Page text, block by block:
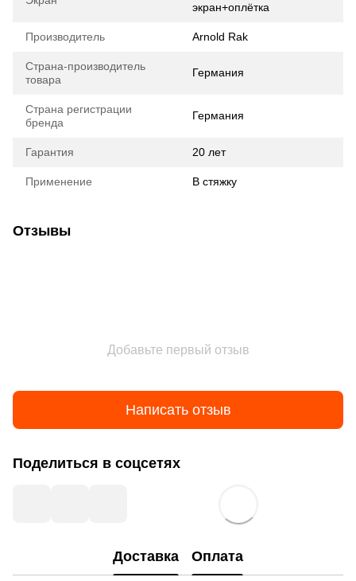
экран+оплётка
Производитель Arnold Rak
Страна-производитель
товара
Германия
Страна регистрации
бренда
Германия
Гарантия 20 лет
Применение В стяжку
Отзывы
Добавьте первый отзыв
Написать отзыв
Поделиться в соцсетях
Доставка Оплата